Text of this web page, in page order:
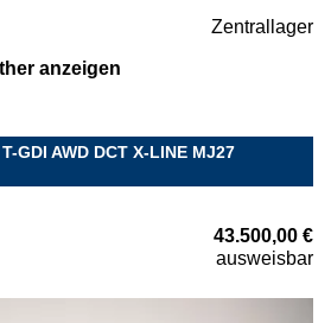
Zentrallager
anzeigen
GDI AWD DCT X-LINE MJ27
43.500,00 €
ausweisbar